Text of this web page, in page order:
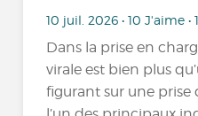
10 juil. 2026 • 10 J'aime
Dans la prise en
virale est bien plus
figurant sur une prise